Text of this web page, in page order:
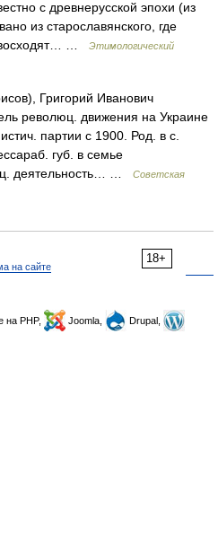
с древнерусской эпохи (из
из старославянского, где
…
Этимологический
Григорий Иванович
революц. движения на Украине
партии с 1900. Род. в с.
губ. в семье
деятельность… …
Советская
18+
на сайте
на PHP, Joomla,
Drupal,